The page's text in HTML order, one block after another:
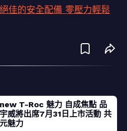
佳的安全配備 零壓力輕鬆
T-Roc 魅力 自成焦點 品
威將出席7月31日上市活動 共
魅力